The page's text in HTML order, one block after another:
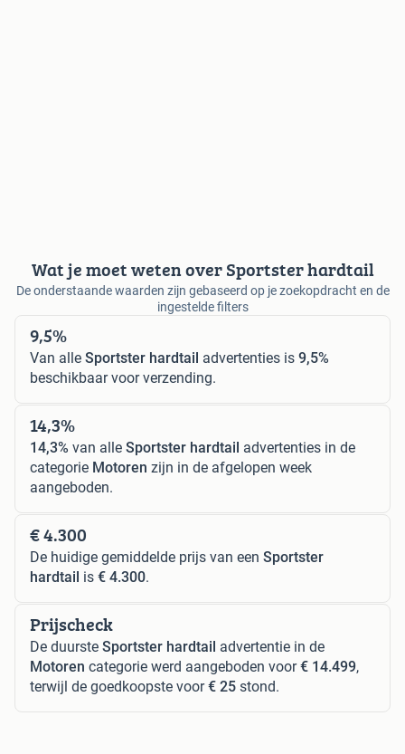
Wat je moet weten over Sportster hardtail
De onderstaande waarden zijn gebaseerd op je zoekopdracht en de
ingestelde filters
9,5%
Van alle Sportster hardtail advertenties is 9,5%
beschikbaar voor verzending.
14,3%
14,3% van alle Sportster hardtail advertenties in de
categorie Motoren zijn in de afgelopen week
aangeboden.
€ 4.300
De huidige gemiddelde prijs van een Sportster
hardtail is € 4.300.
Prijscheck
De duurste Sportster hardtail advertentie in de
Motoren categorie werd aangeboden voor€ 14.499,
terwijl de goedkoopste voor€ 25 stond.